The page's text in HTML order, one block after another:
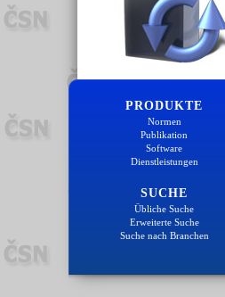
PRODUKTE
Normen
Publikation
Software
Dienstleistungen
SUCHE
Übliche Suche
Erweiterte Suche
Suche nach Branchen